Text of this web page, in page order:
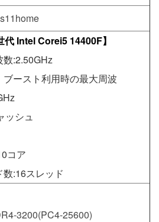
代 Intel Corei5 14400F】
数:2.50GHz
ブースト利用時の最大周波
ッシュ
コア
数:16スレッド
3200(PC4-25600)